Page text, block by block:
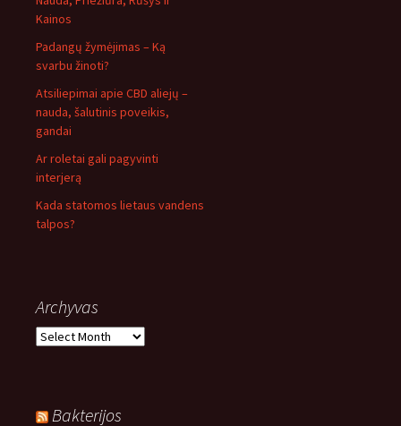
Kainos
Padangų žymėjimas – Ką
svarbu žinoti?
Atsiliepimai apie CBD aliejų –
nauda, šalutinis poveikis,
gandai
Ar roletai gali pagyvinti
interjerą
Kada statomos lietaus vandens
talpos?
Archyvas
Archyvas
Bakterijos